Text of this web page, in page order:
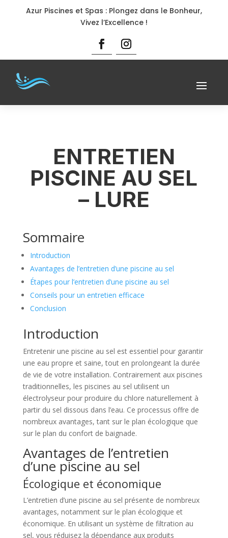
Azur Piscines et Spas : Plongez dans le Bonheur,
Vivez l’Excellence !
ENTRETIEN
PISCINE AU SEL
– LURE
Sommaire
Introduction
Avantages de l’entretien d’une piscine au sel
Étapes pour l’entretien d’une piscine au sel
Conseils pour un entretien efficace
Conclusion
Introduction
Entretenir une piscine au sel est essentiel pour garantir
une eau propre et saine, tout en prolongeant la durée
de vie de votre installation. Contrairement aux piscines
traditionnelles, les piscines au sel utilisent un
électrolyseur pour produire du chlore naturellement à
partir du sel dissous dans l’eau. Ce processus offre de
nombreux avantages, tant sur le plan écologique que
sur le plan du confort de baignade.
Avantages de l’entretien
d’une piscine au sel
Écologique et économique
L’entretien d’une piscine au sel présente de nombreux
avantages, notamment sur le plan écologique et
économique. En utilisant un système de filtration au
sel, vous réduisez la dépendance aux produits